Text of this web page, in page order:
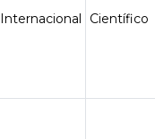
Internacional Científico